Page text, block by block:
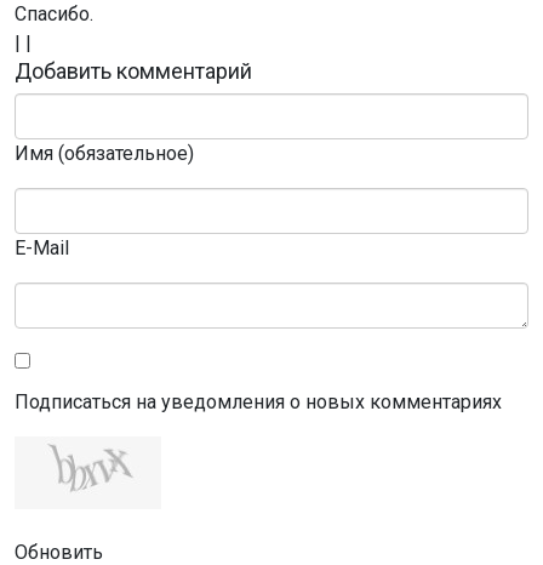
Спасибо.
| |
Добавить комментарий
Имя (обязательное)
E-Mail
Подписаться на уведомления о новых комментариях
Обновить